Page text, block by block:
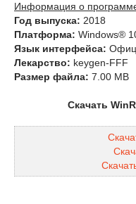
Информация о
Год выпуска: 2018
Платформа: Windows®
Язык интерфейса:
Лекарство: keygen-FFF
Размер файла: 7.00 MB
Скачать